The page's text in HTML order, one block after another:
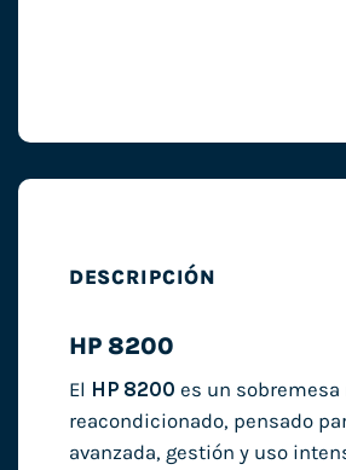
DESCRIPCIÓN
HP 8200
El HP 8200 es un sobremesa
reacondicionado, pensado
avanzada, gestión y uso